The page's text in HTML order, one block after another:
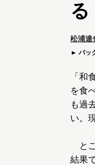
る
松浦達
バッ
「和
を食
も過
い。
と
結果